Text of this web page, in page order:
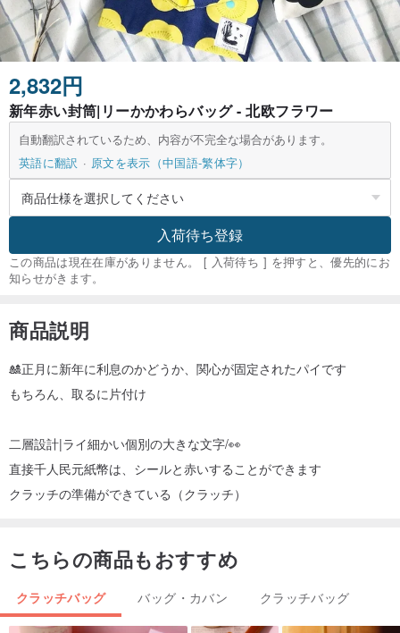
2,832円
新年赤い封筒|リーかかわらバッグ - 北欧フラワー
自動翻訳されているため、内容が不完全な場合があります。
英語に翻訳
原文を表示（中国語-繁体字）
入荷待ち登録
この商品は現在在庫がありません。 [ 入荷待ち ] を押すと、優先的にお
知らせがきます。
商品説明
🎎正月に新年に利息のかどうか、関心が固定されたパイです
もちろん、取るに片付け
二層設計|ライ細かい個別の大きな文字/👀
直接千人民元紙幣は、シールと赤いすることができます
クラッチの準備ができている（クラッチ）
こちらの商品もおすすめ
クラッチバッグ バッグ・カバン クラッチバッグ